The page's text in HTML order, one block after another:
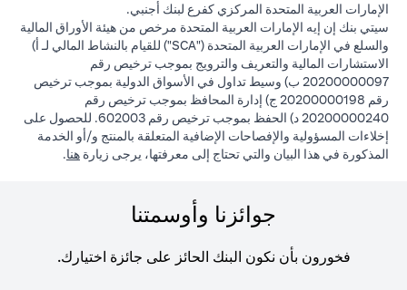
الإمارات العربية المتحدة المركزي كفرع لبنك أجنبي.
سيتي بنك إن إيه الإمارات العربية المتحدة مرخص من هيئة الأوراق المالية
والسلع في الإمارات العربية المتحدة ("SCA") للقيام بالنشاط المالي لـ أ)
الاستشارات المالية والتعريف والترويج بموجب ترخيص رقم
20200000097 ب) وسيط تداول في الأسواق الدولية بموجب ترخيص
رقم 20200000198 ج) إدارة المحافظ بموجب ترخيص رقم
20200000240 د) الحفظ بموجب ترخيص رقم 602003. للحصول على
إخلاءات المسؤولية والإفصاحات الإضافية المتعلقة بالمنتج و/أو الخدمة
المذكورة في هذا البيان والتي تحتاج إلى معرفتها، يرجى زيارة هنا.
جوائزنا وأوسمتنا
فخورون بأن نكون البنك الحائز على جائزة اختيارك.